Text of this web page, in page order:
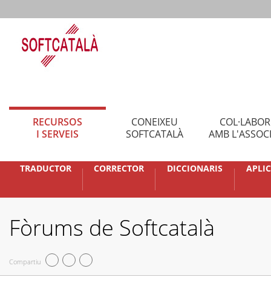
RECURSOS
I SERVEIS
CONEIXEU
SOFTCATALÀ
AMB
TRADUCTOR CORRECTOR DICCIONARIS
Fòrums de Softcatalà
Compartiu